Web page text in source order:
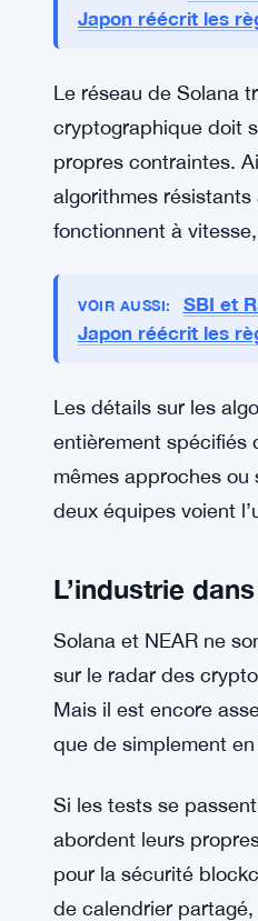
quantiques — des
quantiques. L’objectif
existants sans casser
blockchain est
risque réel si cela est
VOIR AUSSI :
SBI et
Le réseau de Solana
cryptographique doit
propres contraintes.
algorithmes
fonctionnent à
Les détails sur les
entièrement spécifiés
mêmes approches ou
deux équipes voient
L’industrie
Solana et NEAR ne
sur le radar des